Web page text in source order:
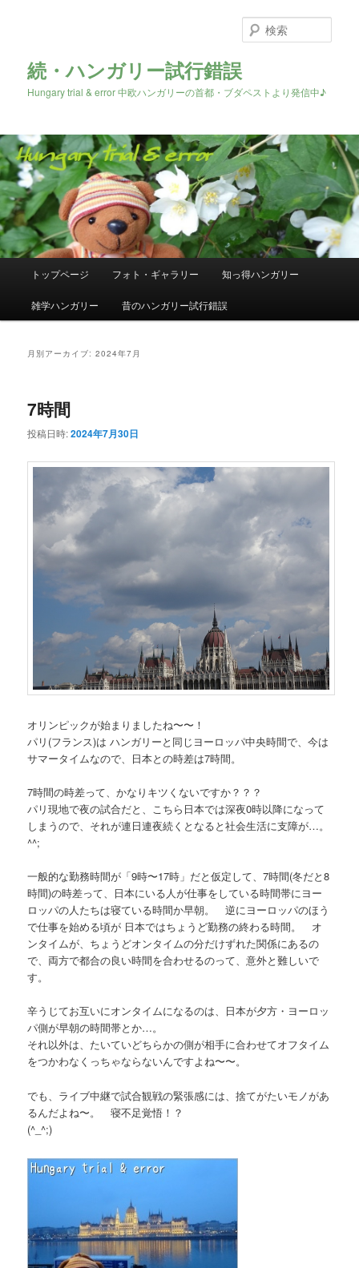
続・ハンガリー試行錯誤
Hungary trial & error 中欧ハンガリーの首都・ブダペストより発信中♪
索
メ
メ
イ
ン
ツ
へ
サ
ブ
テ
へ
移
トップページ フォト・ギャラリー 知っ得ハンガリー
雑学ハンガリー 昔のハンガリー試行錯誤
月別アーカイブ:2024年7月
7時間
投稿日時:2024年7月30日
オリンピックが始まりましたね〜〜！
パリ(フランス)は ハンガリーと同じヨーロッパ中央時間で、今は
サマータイムなので、日本との時差は7時間。
7時間の時差って、かなりキツくないですか？？？
パリ現地で夜の試合だと、こちら日本では深夜0時以降になって
しまうので、それが連日連夜続くとなると社会生活に支障が…。
^^;
一般的な勤務時間が「9時〜17時」だと仮定して、7時間(冬だと8
時間)の時差って、日本にいる人が仕事をしている時間帯にヨー
ロッパの人たちは寝ている時間か早朝。 逆にヨーロッパのほう
で仕事を始める頃が 日本ではちょうど勤務の終わる時間。 オ
ンタイムが、ちょうどオンタイムの分だけずれた関係にあるの
で、両方で都合の良い時間を合わせるのって、意外と難しいで
す。
辛うじてお互いにオンタイムになるのは、日本が夕方・ヨーロッ
パ側が早朝の時間帯とか…。
それ以外は、たいていどちらかの側が相手に合わせてオフタイム
をつかわなくっちゃならないんですよね〜〜。
でも、ライブ中継で試合観戦の緊張感には、捨てがたいモノがあ
るんだよね〜。 寝不足覚悟！？
(^_^;)